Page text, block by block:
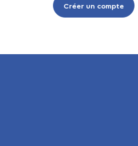
Créer un compte